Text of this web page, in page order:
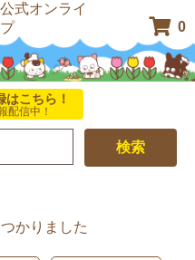
0
はこちら！
配信中！
検索
かりました